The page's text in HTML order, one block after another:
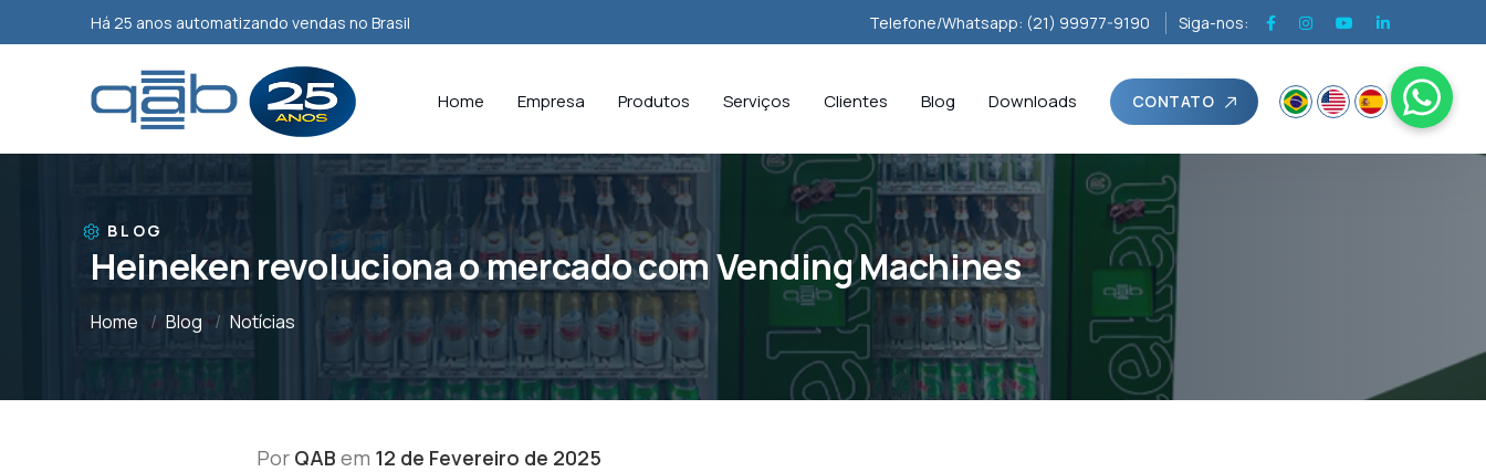
Há 25 anos automatizando vendas no Brasil Telefone/Whatsapp: (21) 99977-9190 Siga-nos:
Home Empresa Produtos Serviços Clientes Blog Downloads CONTATO
BLOG
Heineken revoluciona o mercado com Vending Machines
Home Blog Notícias
Por QAB em 12 de Fevereiro de 2025